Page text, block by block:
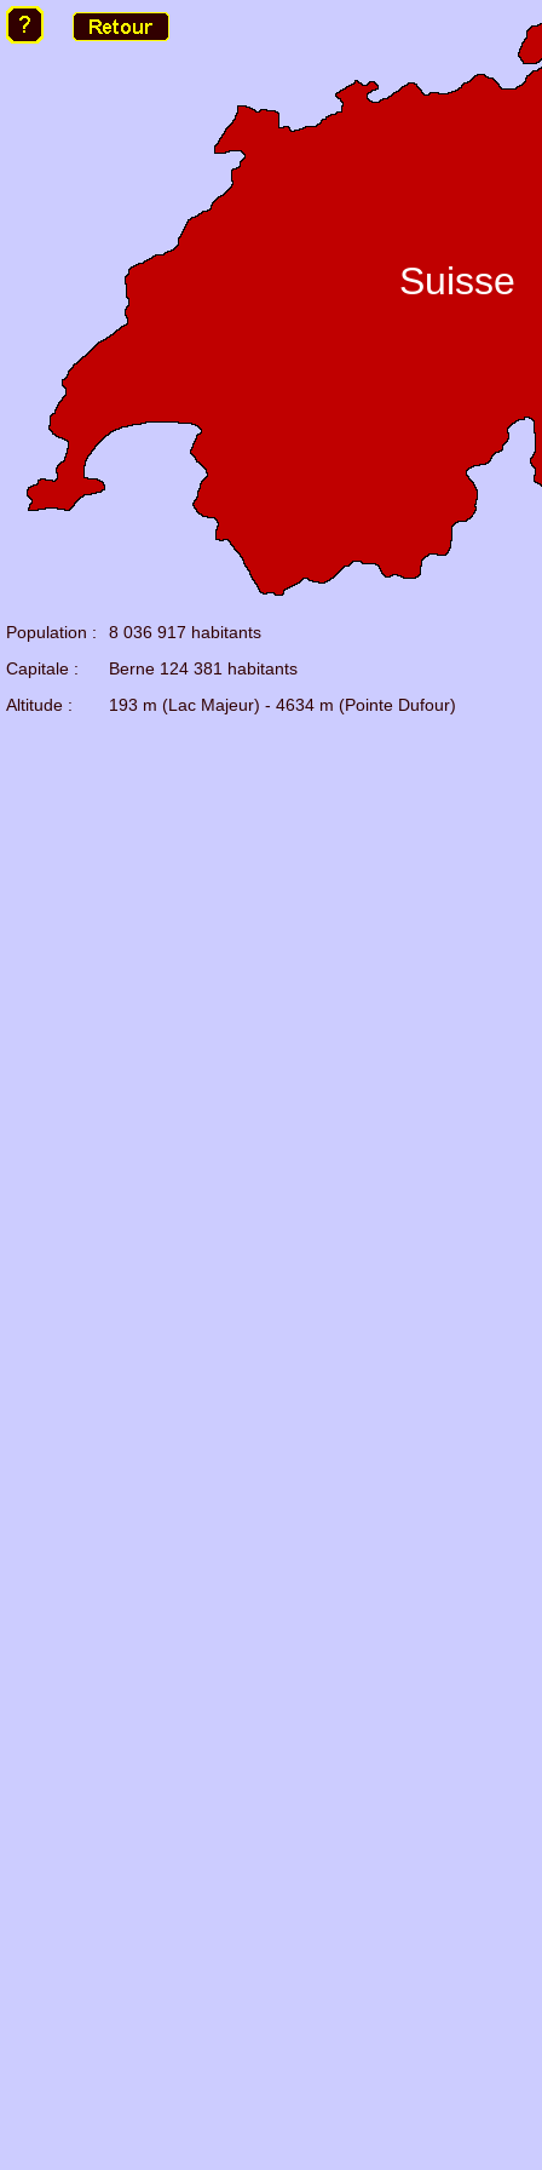
Suisse
Population :
8 036 917 habitants
Capitale :
Berne 124 381 habitants
Altitude :
193 m (Lac Majeur) - 4634 m (Pointe Dufour)